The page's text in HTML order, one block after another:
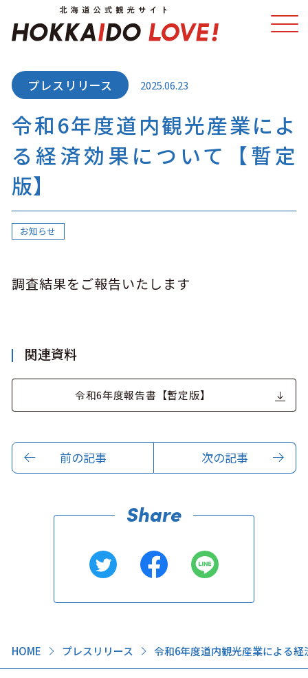
特集
温泉 イベント
モデルコース
グルメ 旅の予約
アクセス
北海道はやわかり
キュンちゃんの部屋
お気に入り 事業者の皆さまへ
HOME プレスリリース 令和6年度道内観光産業による
令和6年度道内観光産業によ
る経済効果について【暫定
版】
2025.06.23
お知らせ
調査結果をご報告いたします
関連資料
令和6年度報告書【暫定版】
前の記事 次の記事